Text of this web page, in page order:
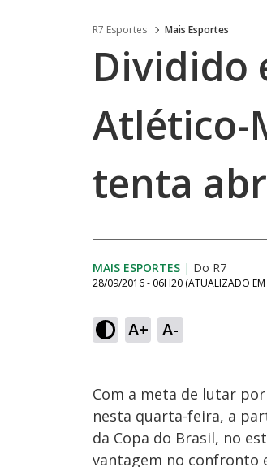
R7 Esportes Mais Esportes
Dividido
Atlético-
tenta
MAIS ESPORTES | Do R7
28/09/2016 - 06H20 (ATUALIZADO EM
A+ A-
Com a meta de lutar
nesta quarta-feira, a
da Copa do Brasil, no
vantagem no confronto